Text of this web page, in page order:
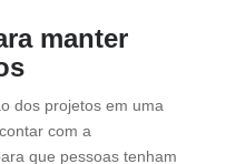
manter
dos projetos em uma
com a
que pessoas tenham